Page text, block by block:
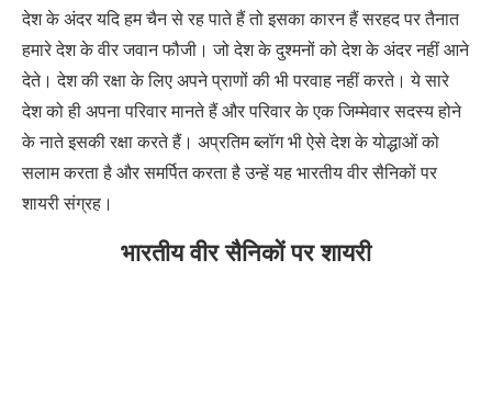
देश के अंदर यदि हम चैन से रह पाते हैं तो इसका कारन हैं सरहद पर तैनात
हमारे देश के वीर जवान फौजी। जो देश के दुश्मनों को देश के अंदर नहीं आने
देते। देश की रक्षा के लिए अपने प्राणों की भी परवाह नहीं करते। ये सारे
देश को ही अपना परिवार मानते हैं और परिवार के एक जिम्मेवार सदस्य होने
के नाते इसकी रक्षा करते हैं। अप्रतिम ब्लॉग भी ऐसे देश के योद्धाओं को
सलाम करता है और समर्पित करता है उन्हें यह भारतीय वीर सैनिकों पर
शायरी संग्रह।
भारतीय वीर सैनिकों पर शायरी